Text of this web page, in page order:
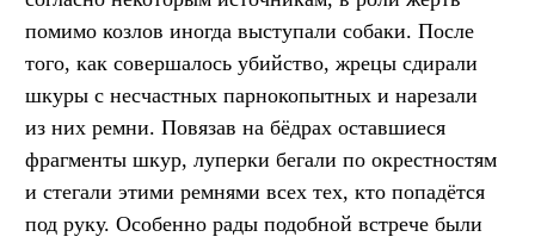
помимо козлов иногда выступали собаки. После
того, как совершалось убийство, жрецы сдирали
шкуры с несчастных парнокопытных и нарезали
из них ремни. Повязав на бёдрах оставшиеся
фрагменты шкур, луперки бегали по окрестностям
и стегали этими ремнями всех тех, кто попадётся
под руку. Особенно рады подобной встрече были